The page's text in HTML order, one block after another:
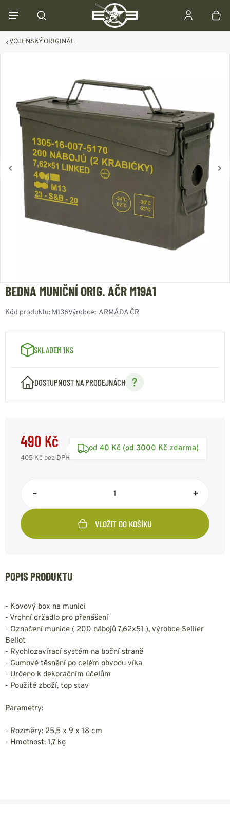
VOJENSKÝ ORIGINÁL
BEDNA MUNIČNÍ ORIG. AČR M19A1
Kód produktu: M136Výrobce: ARMÁDA ČR
SKLADEM 1KS
DOSTUPNOST NA PRODEJNÁCH
490 Kč
405 Kč bez DPH
od 40 Kč (od 3000 Kč zdarma)
– +
VLOŽIT DO KOŠÍKU
POPIS PRODUKTU
- Kovový box na munici
- Vrchní držadlo pro přenášení
- Označení munice ( 200 nábojů 7,62x51 ), výrobce Sellier
Bellot
- Rychlozavírací systém na boční straně
- Gumové těsnění po celém obvodu víka
- Určeno k dekoračním účelům
- Použité zboží, top stav
Parametry:
- Rozměry: 25,5 x 9 x 18 cm
- Hmotnost: 1,7 kg